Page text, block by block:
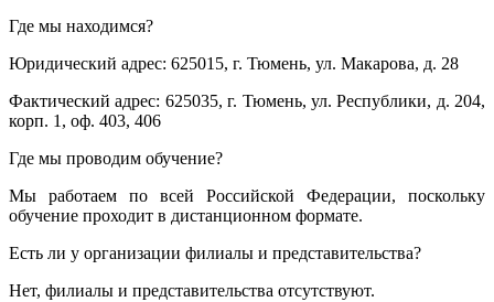
Где мы находимся?
Юридический адрес: 625015, г. Тюмень, ул. Макарова, д. 28
Фактический адрес: 625035, г. Тюмень, ул. Республики, д. 204,
корп. 1, оф. 403, 406
Где мы проводим обучение?
Мы работаем по всей Российской Федерации, поскольку
обучение проходит в дистанционном формате.
Есть ли у организации филиалы и представительства?
Нет, филиалы и представительства отсутствуют.